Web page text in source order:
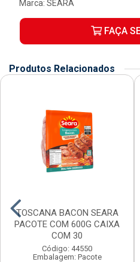
Marca: SEARA
FAÇA
Produtos Relacionados
TOSCANA BACON SEARA
PACOTE COM 600G CAIXA
COM 30
Código: 44550
Embalagem: Pacote